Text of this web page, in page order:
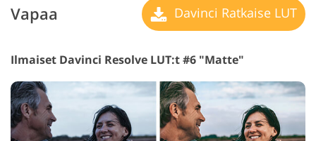
Vapaa Davinci Ratkaise LUT
Ilmaiset Davinci Resolve LUT:t #6 "Matte"